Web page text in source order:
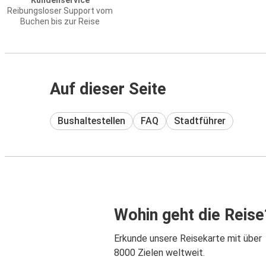
Reibungsloser Support vom
Buchen bis zur Reise
Auf dieser Seite
Bushaltestellen FAQ Stadtführer
Wohin geht die
Erkunde unsere Reisekarte mit über
8000 Zielen weltweit.